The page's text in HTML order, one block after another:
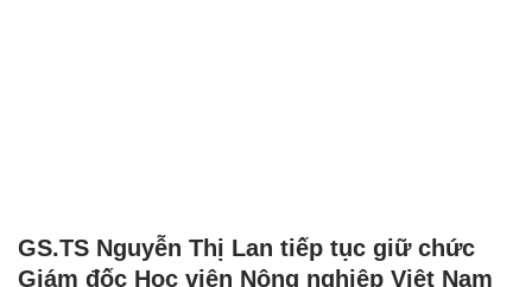
GS.TS Nguyễn Thị Lan tiếp tục giữ chức
Giám đốc Học viện Nông nghiệp Việt Nam